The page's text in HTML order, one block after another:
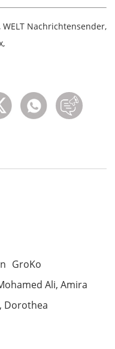
Nachrichtensender,
GroKo
Ali, Amira
Dorothea